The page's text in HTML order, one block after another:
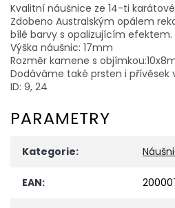
Kvalitní náušnice ze 14-ti
Zdobeno Australským opálem
bílé barvy s opalizujícím efektem.
Výška náušnic: 17mm
Rozměr kamene s
Dodáváme také prsten i přívěsek
ID: 9, 24
PARAMETRY
Kategorie:
EAN: